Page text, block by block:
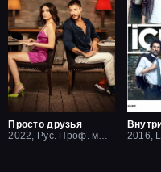
Просто друзья